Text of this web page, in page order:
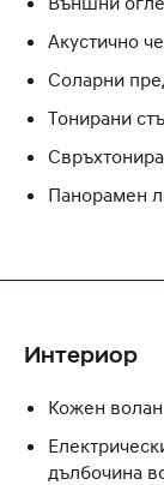
Акустично
Соларни
Тонирани
Панорамен
Интериор
Кожен волан
дълбочина